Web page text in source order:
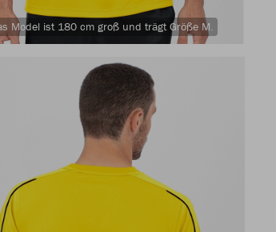
Model ist 180 cm groß und trägt Größe M.